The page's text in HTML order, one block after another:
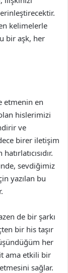
kelimelerle
bir aşk, her
etmenin en
hislerimizi
ve
birer iletişim
sevdiğimiz
yazılan bu
de bir şarkı
bir his taşır
her
ama etkili bir
sağlar.